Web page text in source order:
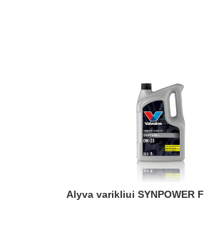
Alyva varikliui SYNPOWER